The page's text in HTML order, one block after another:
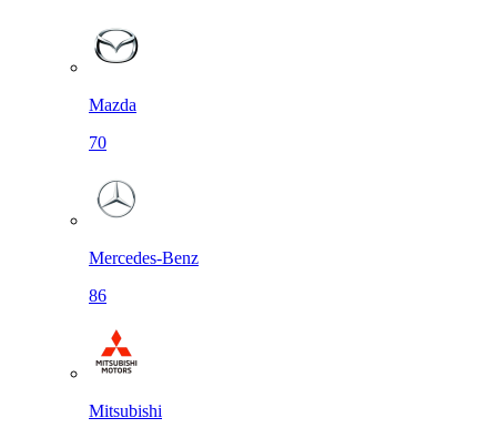
Mazda
70
Mercedes-Benz
86
Mitsubishi